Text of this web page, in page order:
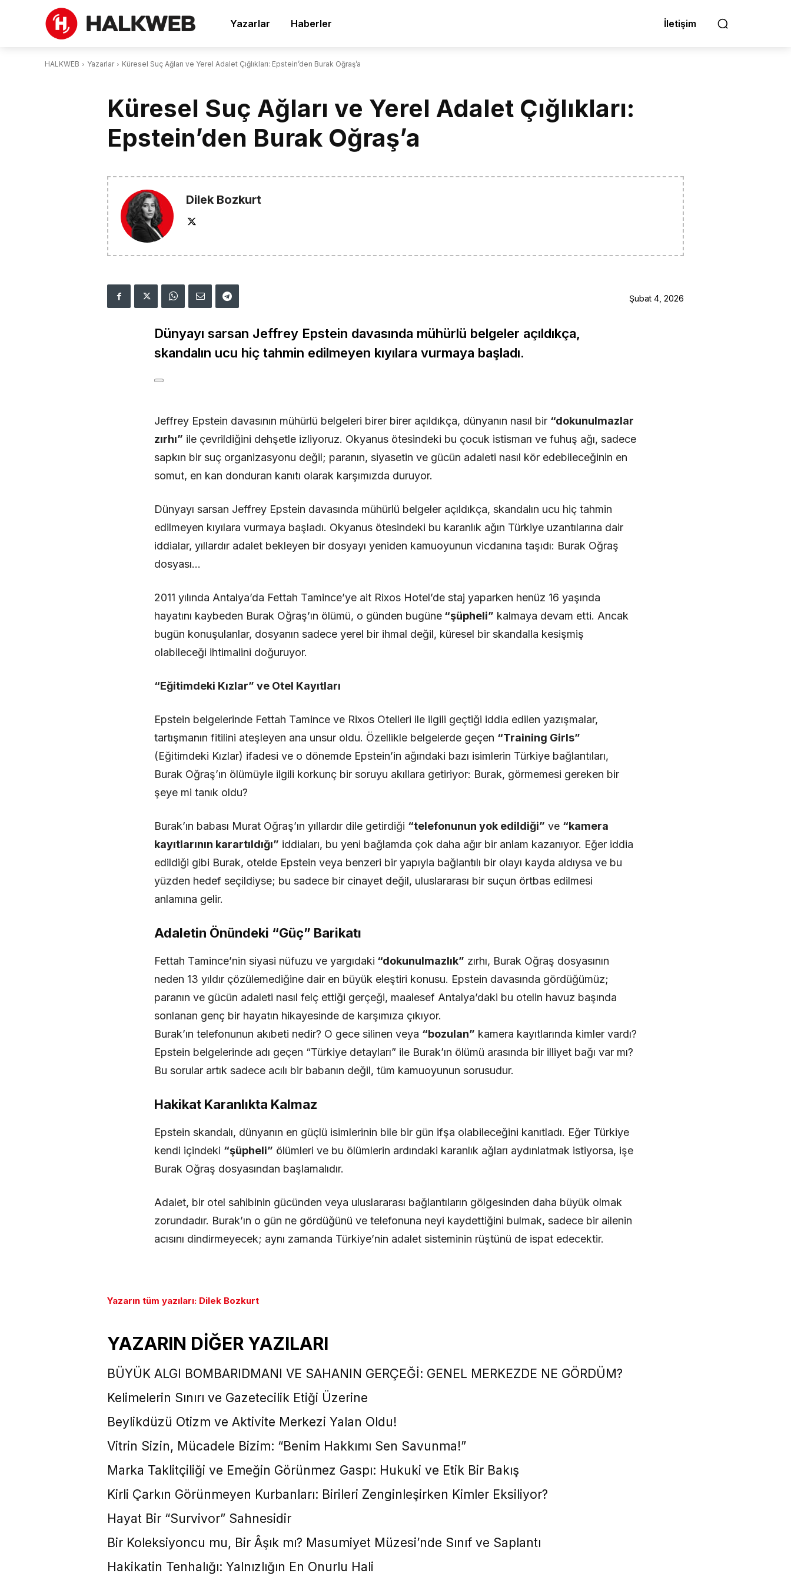
Yazarlar Haberler İletişim
HALKWEB Yazarlar Küresel Suç Ağları ve Yerel Adalet Çığlıkları: Epstein’den Burak Oğraş’a
Küresel Suç Ağları ve Yerel Adalet Çığlıkları:
Epstein’den Burak Oğraş’a
Dilek Bozkurt
Şubat 4, 2026
Dünyayı sarsan Jeffrey Epstein davasında mühürlü belgeler açıldıkça,
skandalın ucu hiç tahmin edilmeyen kıyılara vurmaya başladı.
Jeffrey Epstein davasının mühürlü belgeleri birer birer açıldıkça, dünyanın nasıl bir “dokunulmazlar
zırhı” ile çevrildiğini dehşetle izliyoruz. Okyanus ötesindeki bu çocuk istismarı ve fuhuş ağı, sadece
sapkın bir suç organizasyonu değil; paranın, siyasetin ve gücün adaleti nasıl kör edebileceğinin en
somut, en kan donduran kanıtı olarak karşımızda duruyor.
Dünyayı sarsan Jeffrey Epstein davasında mühürlü belgeler açıldıkça, skandalın ucu hiç tahmin
edilmeyen kıyılara vurmaya başladı. Okyanus ötesindeki bu karanlık ağın Türkiye uzantılarına dair
iddialar, yıllardır adalet bekleyen bir dosyayı yeniden kamuoyunun vicdanına taşıdı: Burak Oğraş
dosyası…
​2011 yılında Antalya’da Fettah Tamince’ye ait Rixos Hotel’de staj yaparken henüz 16 yaşında
hayatını kaybeden Burak Oğraş’ın ölümü, o günden bugüne “şüpheli” kalmaya devam etti. Ancak
bugün konuşulanlar, dosyanın sadece yerel bir ihmal değil, küresel bir skandalla kesişmiş
olabileceği ihtimalini doğuruyor.
​“Eğitimdeki Kızlar” ve Otel Kayıtları
​Epstein belgelerinde Fettah Tamince ve Rixos Otelleri ile ilgili geçtiği iddia edilen yazışmalar,
tartışmanın fitilini ateşleyen ana unsur oldu. Özellikle belgelerde geçen “Training Girls”
(Eğitimdeki Kızlar) ifadesi ve o dönemde Epstein’in ağındaki bazı isimlerin Türkiye bağlantıları,
Burak Oğraş’ın ölümüyle ilgili korkunç bir soruyu akıllara getiriyor: Burak, görmemesi gereken bir
şeye mi tanık oldu?
​Burak’ın babası Murat Oğraş’ın yıllardır dile getirdiği “telefonunun yok edildiği” ve “kamera
kayıtlarının karartıldığı” iddiaları, bu yeni bağlamda çok daha ağır bir anlam kazanıyor. Eğer iddia
edildiği gibi Burak, otelde Epstein veya benzeri bir yapıyla bağlantılı bir olayı kayda aldıysa ve bu
yüzden hedef seçildiyse; bu sadece bir cinayet değil, uluslararası bir suçun örtbas edilmesi
anlamına gelir.
​Adaletin Önündeki “Güç” Barikatı
Fettah Tamince’nin siyasi nüfuzu ve yargıdaki “dokunulmazlık” zırhı, Burak Oğraş dosyasının
neden 13 yıldır çözülemediğine dair en büyük eleştiri konusu. Epstein davasında gördüğümüz;
paranın ve gücün adaleti nasıl felç ettiği gerçeği, maalesef Antalya’daki bu otelin havuz başında
sonlanan genç bir hayatın hikayesinde de karşımıza çıkıyor.
​Burak’ın telefonunun akıbeti nedir? O gece silinen veya “bozulan” kamera kayıtlarında kimler vardı?
Epstein belgelerinde adı geçen “Türkiye detayları” ile Burak’ın ölümü arasında bir illiyet bağı var mı?
Bu sorular artık sadece acılı bir babanın değil, tüm kamuoyunun sorusudur.
Hakikat Karanlıkta Kalmaz
Epstein skandalı, dünyanın en güçlü isimlerinin bile bir gün ifşa olabileceğini kanıtladı. Eğer Türkiye
kendi içindeki “şüpheli” ölümleri ve bu ölümlerin ardındaki karanlık ağları aydınlatmak istiyorsa, işe
Burak Oğraş dosyasından başlamalıdır.
Adalet, bir otel sahibinin gücünden veya uluslararası bağlantıların gölgesinden daha büyük olmak
zorundadır. Burak’ın o gün ne gördüğünü ve telefonuna neyi kaydettiğini bulmak, sadece bir ailenin
acısını dindirmeyecek; aynı zamanda Türkiye’nin adalet sisteminin rüştünü de ispat edecektir.
Yazarın tüm yazıları: Dilek Bozkurt
YAZARIN DİĞER YAZILARI
BÜYÜK ALGI BOMBARIDMANI VE SAHANIN GERÇEĞİ: GENEL MERKEZDE NE GÖRDÜM?
Kelimelerin Sınırı ve Gazetecilik Etiği Üzerine
​Beylikdüzü Otizm ve Aktivite Merkezi Yalan Oldu!
Vitrin Sizin, Mücadele Bizim: “Benim Hakkımı Sen Savunma!”
Marka Taklitçiliği ve Emeğin Görünmez Gaspı: Hukuki ve Etik Bir Bakış
Kirli Çarkın Görünmeyen Kurbanları: Birileri Zenginleşirken Kimler Eksiliyor?
Hayat Bir “Survivor” Sahnesidir
Bir Koleksiyoncu mu, Bir Âşık mı? Masumiyet Müzesi’nde Sınıf ve Saplantı
Hakikatin Tenhalığı: Yalnızlığın En Onurlu Hali